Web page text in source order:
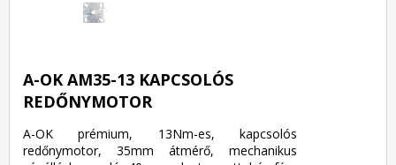
A-OK AM35-13 KAPCSOLÓS
REDŐNYMOTOR
A-OK prémium, 13Nm-es, kapcsolós
redőnymotor, 35mm átmérő, mechanikus